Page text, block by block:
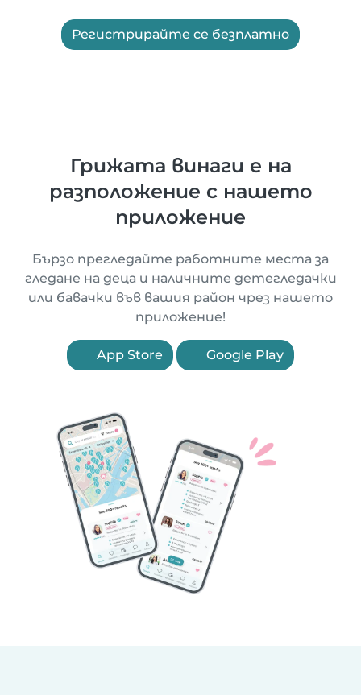
Регистрирайте се безплатно
Грижата винаги е на
разположение с нашето
приложение
Бързо прегледайте работните места за
гледане на деца и наличните детегледачки
или бавачки във вашия район чрез нашето
приложение!
App Store Google Play